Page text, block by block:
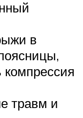
в
компрессия
травм и